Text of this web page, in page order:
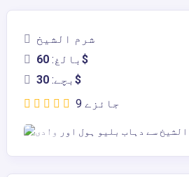
شرم الشیخ
بالغ: 60$
بچے: 30$
9 جائزے